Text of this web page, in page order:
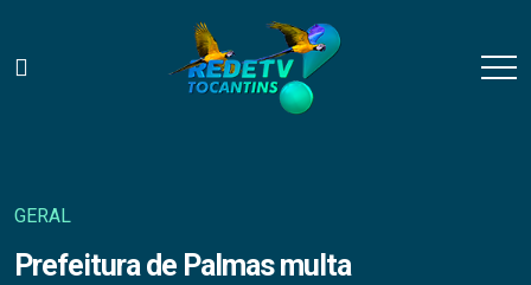
GERAL
Prefeitura de Palmas multa